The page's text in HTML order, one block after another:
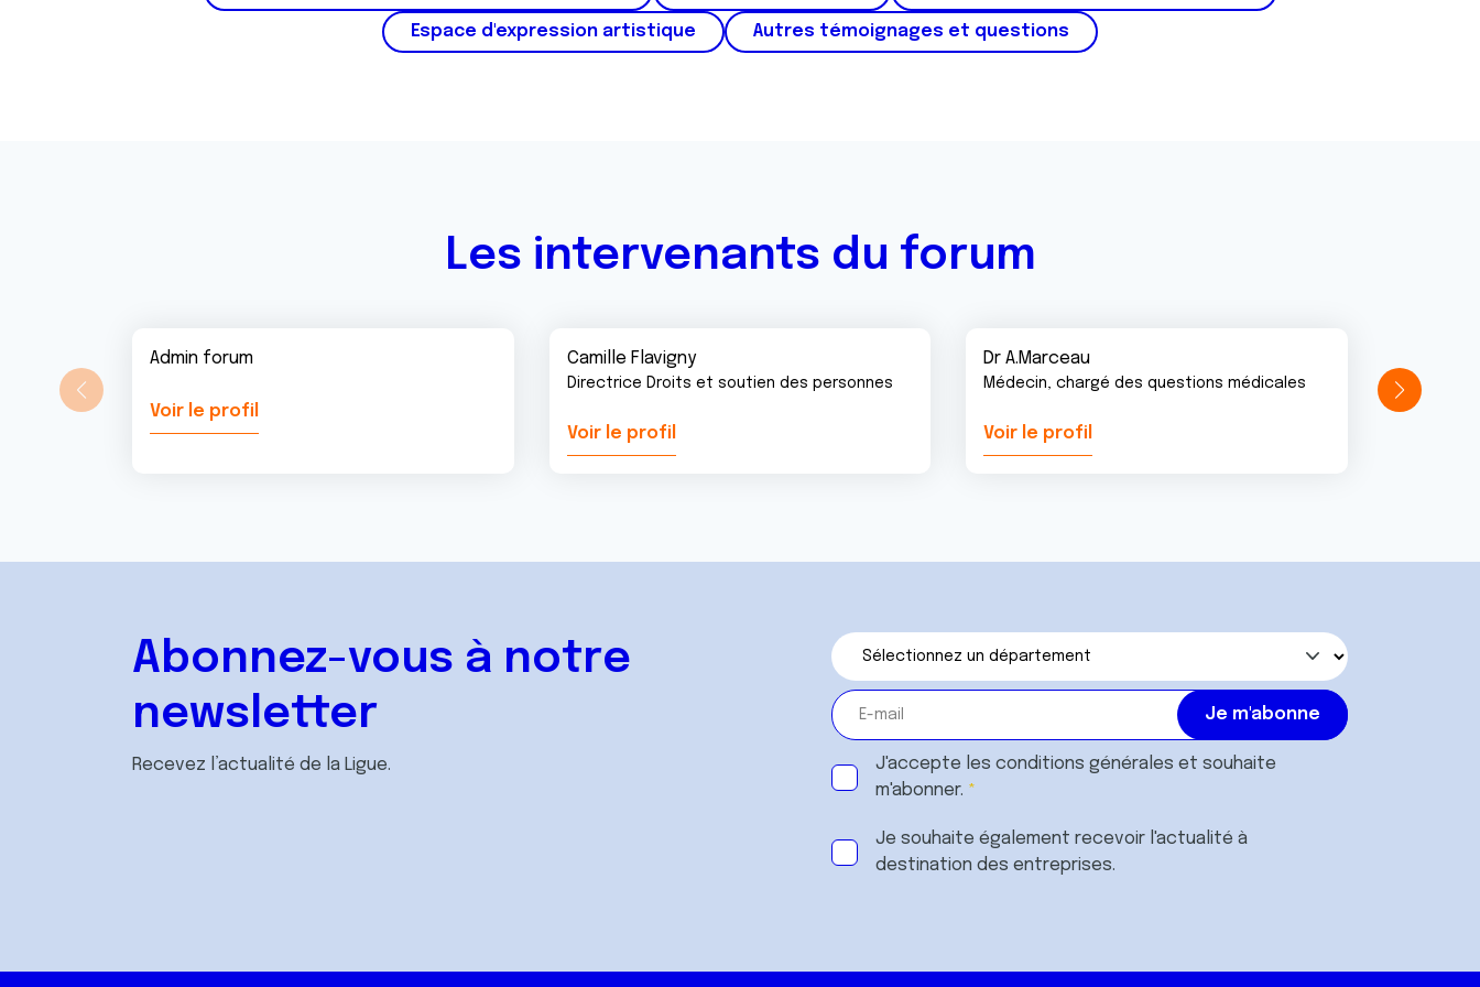
Espace d'expression artistique Autres témoignages et questions
Les intervenants du forum
Admin forum
Voir le profil
Camille Flavigny
Directrice Droits et soutien des personnes
Voir le profil
Dr A.Marceau
Médecin, chargé des questions médicales
Voir le profil
Abonnez-vous à notre
newsletter
Recevez l’actualité de la Ligue. J'accepte les conditions générales et souhaite
m'abonner.
Je souhaite également recevoir l'actualité à
destination des entreprises.